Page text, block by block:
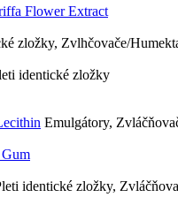
Flower Extract
zložky, Zvlhčovače/
identické zložky
Emulgátory,
Gum
identické zložky,